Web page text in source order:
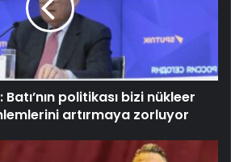
Batı’nın politikası bizi nükleer
artırmaya zorluyor